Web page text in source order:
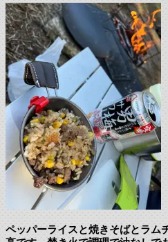
ペッパーライスと焼きそばとラム